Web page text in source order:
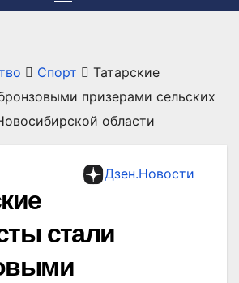
Спорт
Татарские
призерами сельских
области
Дзен.Новости
стали